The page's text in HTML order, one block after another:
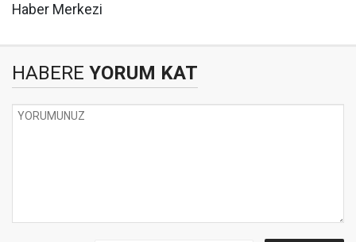
Haber Merkezi
HABERE YORUM KAT